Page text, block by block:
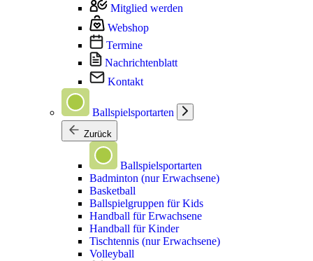
Mitglied werden
Webshop
Termine
Nachrichtenblatt
Kontakt
Ballspielsportarten
Zurück
Ballspielsportarten
Badminton (nur Erwachsene)
Basketball
Ballspielgruppen für Kids
Handball für Erwachsene
Handball für Kinder
Tischtennis (nur Erwachsene)
Volleyball